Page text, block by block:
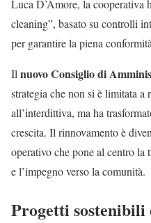
Luca D’Amore, la cooperativa
cleaning”, basato su controlli
per garantire la piena
Ilnuovo Consiglio di
strategia che non si è limitata
all’interdittiva, ma ha
crescita. Il rinnovamento è
operativo che pone al centro la
e l’impegno verso la comunità.
Progetti sostenibili